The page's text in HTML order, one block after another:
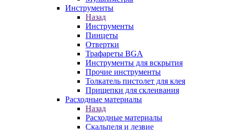
Инструменты
Назад
Инструменты
Пинцеты
Отвертки
Трафареты BGA
Инструменты для вскрытия
Прочие инструменты
Толкатель пистолет для клея
Прищепки для склеивания
Расходные материалы
Назад
Расходные материалы
Скальпеля и лезвие